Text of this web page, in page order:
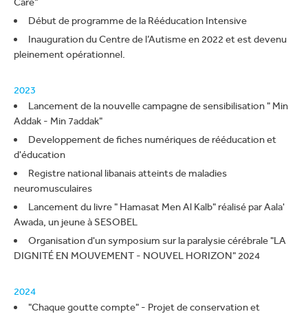
Début de programme de la Rééducation Intensive
Inauguration du Centre de l’Autisme en 2022 et est devenu
pleinement opérationnel.
2023
Lancement de la nouvelle campagne de sensibilisation " Min
Addak - Min 7addak"
Developpement de fiches numériques de rééducation et
d'éducation
Registre national libanais atteints de maladies
neuromusculaires
Lancement du livre " Hamasat Men Al Kalb" réalisé par Aala'
Awada, un jeune à SESOBEL
Organisation d'un symposium sur la paralysie cérébrale "LA
DIGNITÉ EN MOUVEMENT - NOUVEL HORIZON" 2024
2024
"Chaque goutte compte" - Projet de conservation et